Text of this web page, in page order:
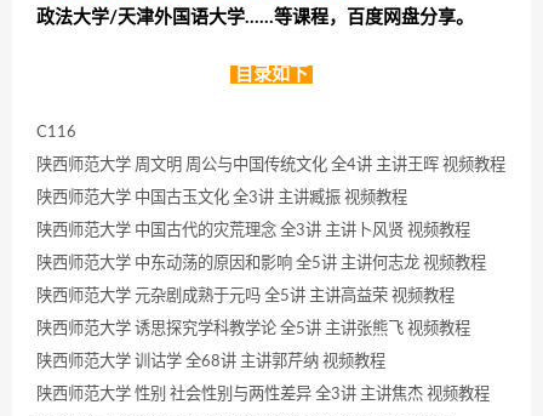
政法大学/天津外国语大学……等课程，百度网盘分享。
目录如下
C116
陕西师范大学 周文明 周公与中国传统文化 全4讲 主讲王晖 视频教程
陕西师范大学 中国古玉文化 全3讲 主讲臧振 视频教程
陕西师范大学 中国古代的灾荒理念 全3讲 主讲卜风贤 视频教程
陕西师范大学 中东动荡的原因和影响 全5讲 主讲何志龙 视频教程
陕西师范大学 元杂剧成熟于元吗 全5讲 主讲高益荣 视频教程
陕西师范大学 诱思探究学科教学论 全5讲 主讲张熊飞 视频教程
陕西师范大学 训诂学 全68讲 主讲郭芹纳 视频教程
陕西师范大学 性别 社会性别与两性差异 全3讲 主讲焦杰 视频教程